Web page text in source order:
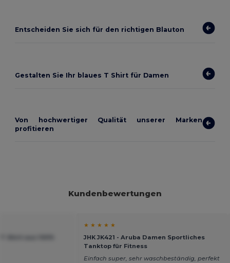
Entscheiden Sie sich für den richtigen Blauton
Gestalten Sie Ihr blaues T Shirt für Damen
Von hochwertiger Qualität unserer Marken
profitieren
Kundenbewertungen
★ ★ ★ ★ ★
JHK JK421 - Aruba Damen Sportliches
Tanktop für Fitness
Einfach super, sehr waschbeständig, perfekt